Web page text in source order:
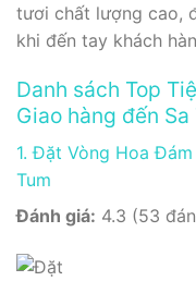
tươi chất lượng cao,
khi đến tay khách
Danh sách Top
Giao hàng đến Sa
1. Đặt Vòng Hoa
Tum
Đánh giá: 4.3 (53